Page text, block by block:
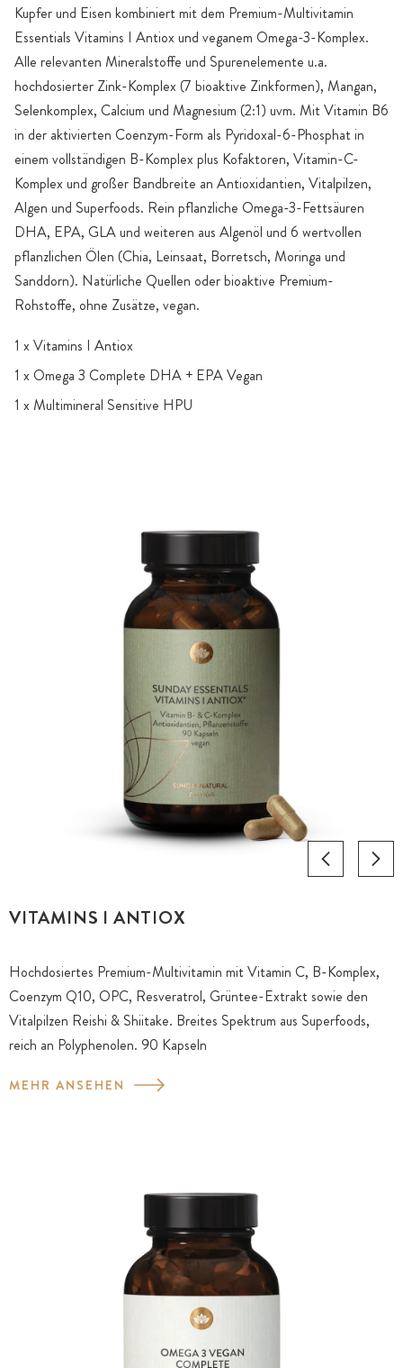
Kupfer und Eisen kombiniert mit dem Premium-Multivitamin
Essentials Vitamins I Antiox und veganem Omega-3-Komplex.
Alle relevanten Mineralstoffe und Spurenelemente u.a.
hochdosierter Zink-Komplex (7 bioaktive Zinkformen), Mangan,
Selenkomplex, Calcium und Magnesium (2:1) uvm. Mit Vitamin B6
in der aktivierten Coenzym-Form als Pyridoxal-6-Phosphat in
einem vollständigen B-Komplex plus Kofaktoren, Vitamin-C-
Komplex und großer Bandbreite an Antioxidantien, Vitalpilzen,
Algen und Superfoods. Rein pflanzliche Omega-3-Fettsäuren
DHA, EPA, GLA und weiteren aus Algenöl und 6 wertvollen
pflanzlichen Ölen (Chia, Leinsaat, Borretsch, Moringa und
Sanddorn). Natürliche Quellen oder bioaktive Premium-
Rohstoffe, ohne Zusätze, vegan.
1 x Vitamins I Antiox
1 x Omega 3 Complete DHA + EPA Vegan
1 x Multimineral Sensitive HPU
VITAMINS I ANTIOX
Hochdosiertes Premium-Multivitamin mit Vitamin C, B-Komplex,
Coenzym Q10, OPC, Resveratrol, Grüntee-Extrakt sowie den
Vitalpilzen Reishi & Shiitake. Breites Spektrum aus Superfoods,
reich an Polyphenolen. 90 Kapseln
MEHR ANSEHEN